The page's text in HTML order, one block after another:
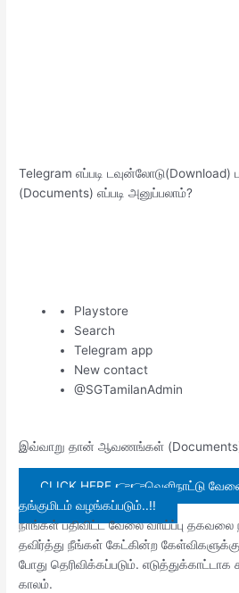
Telegram எப்படி
(Documents) எப்படி அனுப்பலாம்?
Playstore
Search
Telegram app
New contact
@SGTamilanAdmin
இவ்வாறு தான் ஆவணங்கள்
CLICK HERE 👉👉வெளிநாட்டு
தங்குமிடம் வழங்கப்படும்..!!
நாங்கள் பதிவிட்ட வேலை வாய்ப்பு தகவலை
தவிர்த்து நீங்கள் கேட்கின்ற
போது தெரிவிக்கப்படும்.
காலம்.